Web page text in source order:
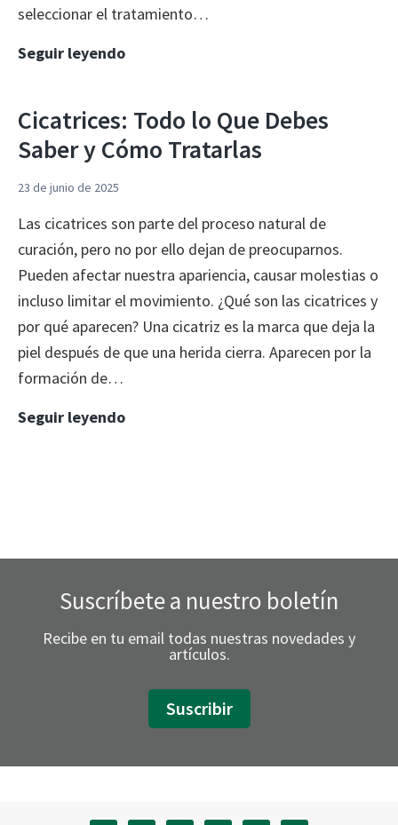
seleccionar el tratamiento…
Seguir leyendoTipos
en
Heridas:
Cicatrices: Todo lo Que Debes
Saber y Cómo Tratarlas
23 de junio de 2025
Las cicatrices son parte del proceso natural de
curación, pero no por ello dejan de preocuparnos.
Pueden afectar nuestra apariencia, causar molestias o
incluso limitar el movimiento. ¿Qué son las cicatrices y
por qué aparecen? Una cicatriz es la marca que deja la
piel después de que una herida cierra. Aparecen por la
formación de…
Seguir leyendoCicatrices:
Cómo
Suscríbete a nuestro boletín
Recibe en tu email todas nuestras novedades y
artículos.
Suscribir